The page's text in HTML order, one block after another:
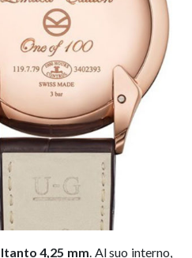
4,25 mm. Al suo interno,